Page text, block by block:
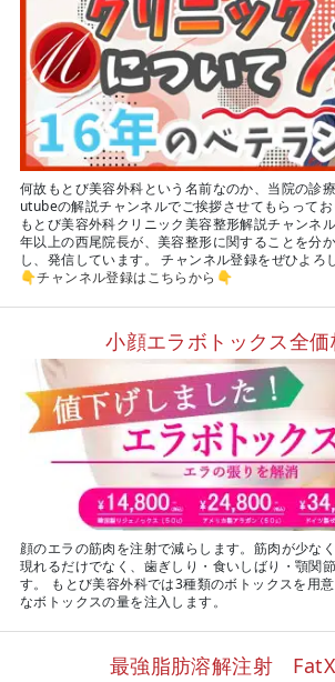
何故もとび美容外科という名前なのか、当院の診
utubeの解説チャンネルでご挨拶させてもらってお
もとび美容外科クリニック美容整形解説チャンネ
年以上の西尾院長が、美容整形に関することを分
し、発信しています。 チャンネル登録をぜひよろ
👇チャンネル登録はこちらから 👇
小顔エラボトックス全価
顔のエラの筋肉を注射で減らします。筋肉が少な
現れるだけでなく、歯ぎしり・食いしばり・顎関
す。 もとび美容外科では3種類のボトックスを用
なボトックスの量を注入します。
最強脂肪溶解注射